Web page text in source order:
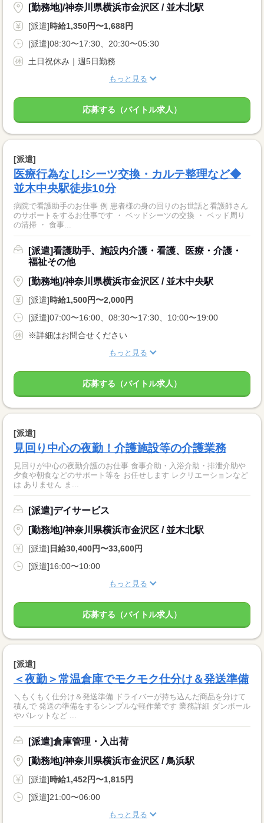
[勤務地]/神奈川県横浜市金沢区 / 並木北駅
[派遣]時給1,350円〜1,688円
[派遣]08:30〜17:30、20:30〜05:30
土日祝休み｜週5日勤務
もっと見る
応募する（バイトル求人）
[派遣]
医療行為なし!シーツ交換・カルテ整理など◆
並木中央駅徒歩10分
病院で看護助手のお仕事 例 患者様の身の回りのお世話と看護師さん
のサポートをするお仕事です ・ ベッドシーツの交換 ・ ベッド周り
の清掃 ・ 食事...
[派遣]看護助手、施設内介護・看護、医療・介護・
福祉その他
[勤務地]/神奈川県横浜市金沢区 / 並木中央駅
[派遣]時給1,500円〜2,000円
[派遣]07:00〜16:00、08:30〜17:30、10:00〜19:00
※詳細はお問合せください
もっと見る
応募する（バイトル求人）
[派遣]
見回り中心の夜勤！介護施設等の介護業務
見回りが中心の夜勤介護のお仕事 食事介助・入浴介助・排泄介助や
夕食や朝食などのサポート等を お任せします レクリエーションなど
は ありません ま...
[派遣]デイサービス
[勤務地]/神奈川県横浜市金沢区 / 並木北駅
[派遣] 日給30,400円〜33,600円
[派遣]16:00〜10:00
もっと見る
応募する（バイトル求人）
[派遣]
＜夜勤＞常温倉庫でモクモク仕分け＆発送準備
＼もくもく仕分け＆発送準備 ドライバーが持ち込んだ商品を分けて
積んで 発送の準備をするシンプルな軽作業です 業務詳細 ダンボール
やパレットなど ...
[派遣]倉庫管理・入出荷
[勤務地]/神奈川県横浜市金沢区 / 鳥浜駅
[派遣]時給1,452円〜1,815円
[派遣]21:00〜06:00
もっと見る